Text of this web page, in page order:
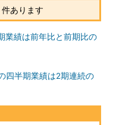
あります
業績は前年比と前期比の
四半期業績は2期連続の